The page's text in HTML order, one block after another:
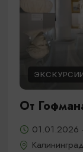
От
01.01.2026